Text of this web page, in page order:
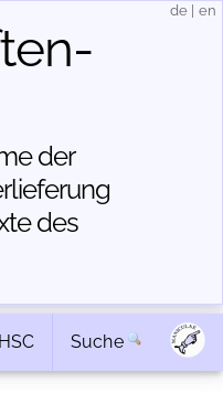
der
des
de en
HSC Suche